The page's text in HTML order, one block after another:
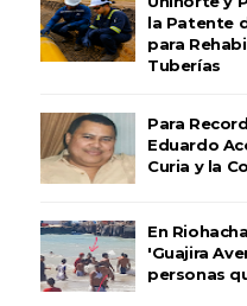
la Patente
para
Tuberías
Para
Eduardo
Curia y la
En
'Guajira
personas